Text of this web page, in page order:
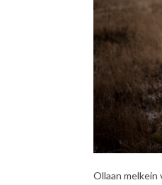
Ollaan melkein